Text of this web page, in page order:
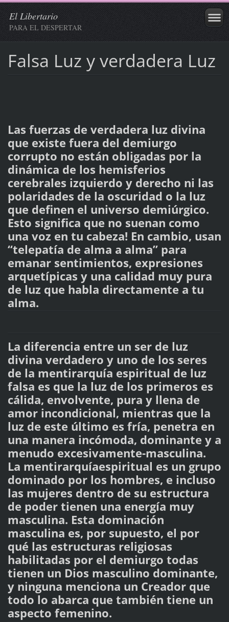
El Libertario
PARA EL DESPERTAR
Falsa Luz y verdadera Luz
Las fuerzas de verdadera luz divina
que existe fuera del demiurgo
corrupto no están obligadas por la
dinámica de los hemisferios
cerebrales izquierdo y derecho ni las
polaridades de la oscuridad o la luz
que definen el universo demiúrgico.
Esto significa que no suenan como
una voz en tu cabeza! En cambio, usan
“telepatía de alma a alma” para
emanar sentimientos, expresiones
arquetípicas y una calidad muy pura
de luz que habla directamente a tu
alma.
La diferencia entre un ser de luz
divina verdadero y uno de los seres
de la mentirarquía espiritual de luz
falsa es que la luz de los primeros es
cálida, envolvente, pura y llena de
amor incondicional, mientras que la
luz de este último es fría, penetra en
una manera incómoda, dominante y a
menudo excesivamente-masculina.
La mentirarquíaespiritual es un grupo
dominado por los hombres, e incluso
las mujeres dentro de su estructura
de poder tienen una energía muy
masculina. Esta dominación
masculina es, por supuesto, el por
qué las estructuras religiosas
habilitadas por el demiurgo todas
tienen un Dios masculino dominante,
y ninguna menciona un Creador que
todo lo abarca que también tiene un
aspecto femenino.